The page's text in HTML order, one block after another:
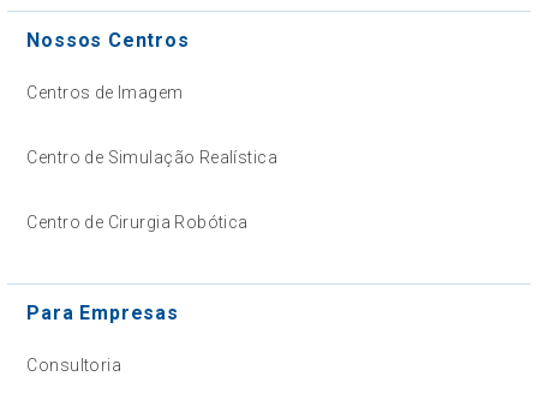
Nossos Centros
Centros de Imagem
Centro de Simulação Realística
Centro de Cirurgia Robótica
Para Empresas
Consultoria